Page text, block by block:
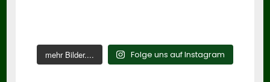
mehr Bilder.... Folge uns auf Instagram